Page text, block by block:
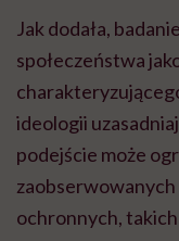
Jak dodała,
społeczeństwa
ideologii
podejście może
ochronnych,